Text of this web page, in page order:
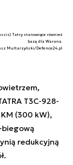
Tatry stanowiące również
bazę dla Warana.
Multarzyński/Defence24.pl
T3C-928-
(300 kW),
biegową
redukcyjną